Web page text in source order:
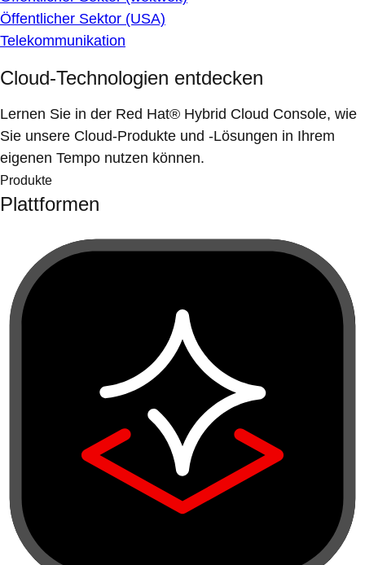
Öffentlicher Sektor (USA)
Telekommunikation
Cloud-Technologien entdecken
Lernen Sie in der Red Hat® Hybrid Cloud Console, wie
Sie unsere Cloud-Produkte und -Lösungen in Ihrem
eigenen Tempo nutzen können.
Produkte
Plattformen